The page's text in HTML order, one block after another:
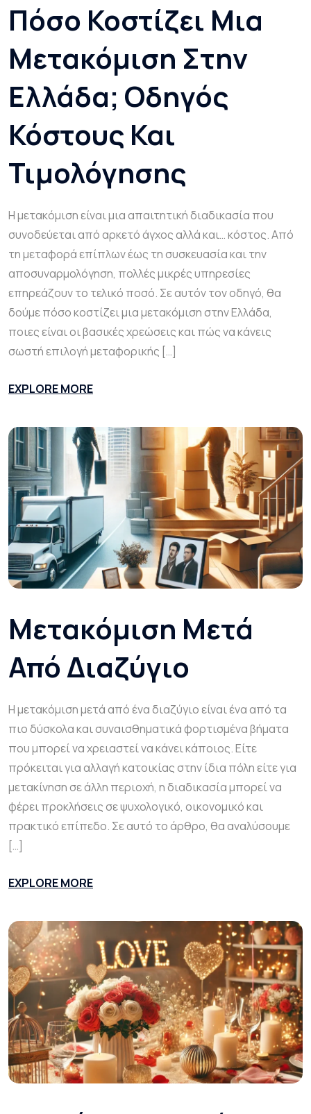
Πόσο Κοστίζει Μια
Μετακόμιση Στην
Ελλάδα; Οδηγός
Κόστους Και
Τιμολόγησης
Η μετακόμιση είναι μια απαιτητική διαδικασία που
συνοδεύεται από αρκετό άγχος αλλά και… κόστος. Από
τη μεταφορά επίπλων έως τη συσκευασία και την
αποσυναρμολόγηση, πολλές μικρές υπηρεσίες
επηρεάζουν το τελικό ποσό. Σε αυτόν τον οδηγό, θα
δούμε πόσο κοστίζει μια μετακόμιση στην Ελλάδα,
ποιες είναι οι βασικές χρεώσεις και πώς να κάνεις
σωστή επιλογή μεταφορικής […]
EXPLORE MORE
Μετακόμιση Μετά
Από Διαζύγιο
Η μετακόμιση μετά από ένα διαζύγιο είναι ένα από τα
πιο δύσκολα και συναισθηματικά φορτισμένα βήματα
που μπορεί να χρειαστεί να κάνει κάποιος. Είτε
πρόκειται για αλλαγή κατοικίας στην ίδια πόλη είτε για
μετακίνηση σε άλλη περιοχή, η διαδικασία μπορεί να
φέρει προκλήσεις σε ψυχολογικό, οικονομικό και
πρακτικό επίπεδο. Σε αυτό το άρθρο, θα αναλύσουμε
[…]
EXPLORE MORE